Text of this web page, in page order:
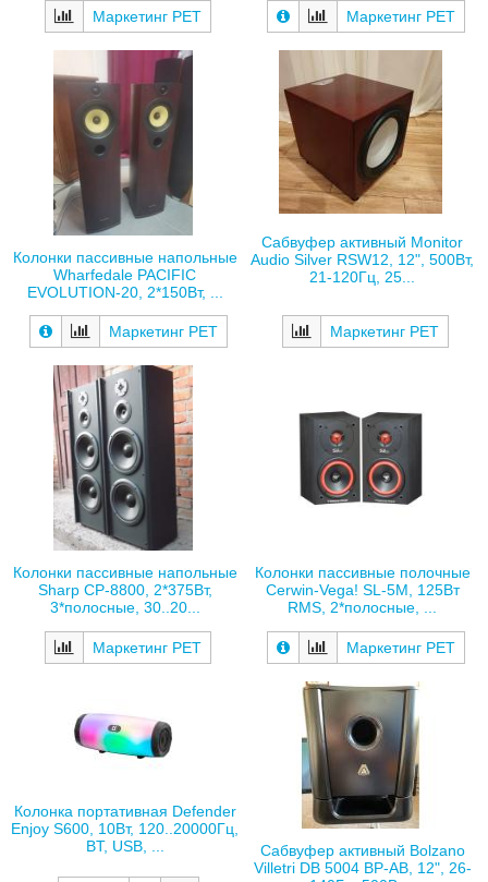
Маркетинг РЕТ Маркетинг РЕТ
Колонки пассивные напольные
Wharfedale PACIFIC
EVOLUTION-20, 2*150Вт, ...
Маркетинг РЕТ
Сабвуфер активный Monitor
Audio Silver RSW12, 12", 500Вт,
21-120Гц, 25...
Маркетинг РЕТ
Колонки пассивные напольные
Sharp CP-8800, 2*375Вт,
3*полосные, 30..20...
Маркетинг РЕТ
Колонки пассивные полочные
Cerwin-Vega! SL-5M, 125Вт
RMS, 2*полосные, ...
Маркетинг РЕТ
Колонка портативная Defender
Enjoy S600, 10Вт, 120..20000Гц,
BT, USB, ...
Сабвуфер активный Bolzano
Villetri DB 5004 BP-AB, 12", 26-